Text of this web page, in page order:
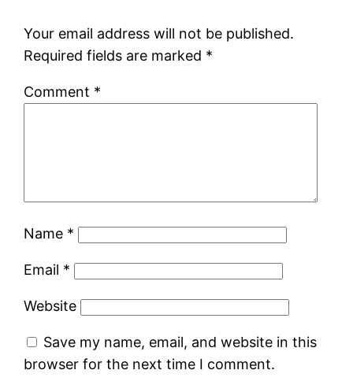
Your email address will not be published.
Required fields are marked *
Comment *
Name *
Email *
Website
Save my name, email, and website in this
browser for the next time I comment.